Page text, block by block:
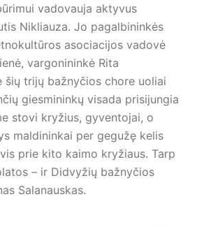
vadovauja aktyvus
Nikliauza. Jo pagalbininkės
asociacijos vadovė
vargonininkė Rita
šių trijų bažnyčios chore uoliai
giesmininkų visada prisijungia
stovi kryžius, gyventojai, o
maldininkai per gegužę kelis
prie kito kaimo kryžiaus. Tarp
– ir Didvyžių bažnyčios
Salanauskas.